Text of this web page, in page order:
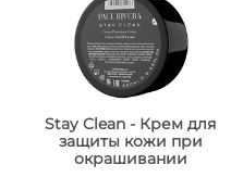
Stay Clean - Крем для
защиты кожи при
окрашивании